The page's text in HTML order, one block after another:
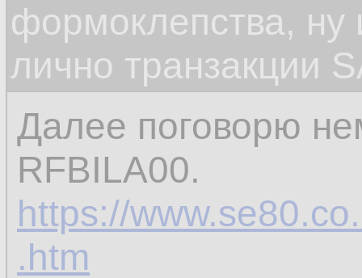
формоклепства,
лично транзакции
Далее поговорю
RFBILA00.
https://
.htm